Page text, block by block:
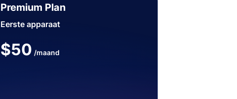
Premium Plan
Eerste apparaat
$50 /maand